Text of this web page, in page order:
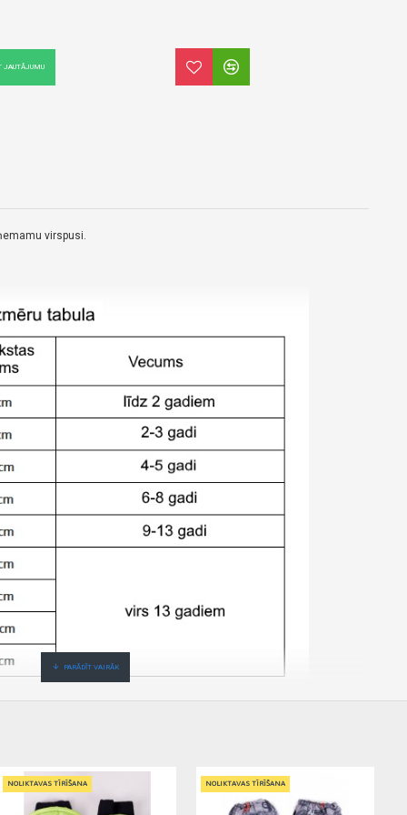
JAUTĀJUMU
virspusi.
NOLIKTAVAS TĪRĪŠANA NOLIKTAVAS TĪRĪŠANA